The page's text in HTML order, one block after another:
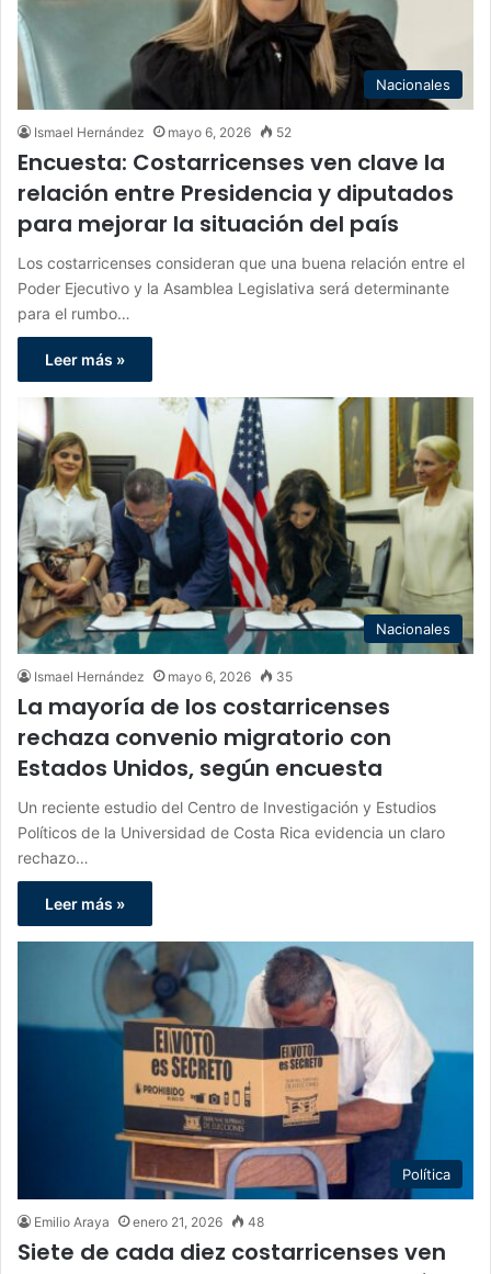
Nacionales
Ismael Hernández mayo 6, 2026 52
Encuesta: Costarricenses ven clave la
relación entre Presidencia y diputados
para mejorar la situación del país
Los costarricenses consideran que una buena relación entre el
Poder Ejecutivo y la Asamblea Legislativa será determinante
para el rumbo…
Leer más »
Nacionales
Ismael Hernández mayo 6, 2026 35
La mayoría de los costarricenses
rechaza convenio migratorio con
Estados Unidos, según encuesta
Un reciente estudio del Centro de Investigación y Estudios
Políticos de la Universidad de Costa Rica evidencia un claro
rechazo…
Leer más »
Política
Emilio Araya enero 21, 2026 48
Siete de cada diez costarricenses ven